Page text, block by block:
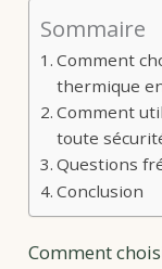
Sommaire
Comment
thermique
Comment
toute
Questions
Conclusion
Comment